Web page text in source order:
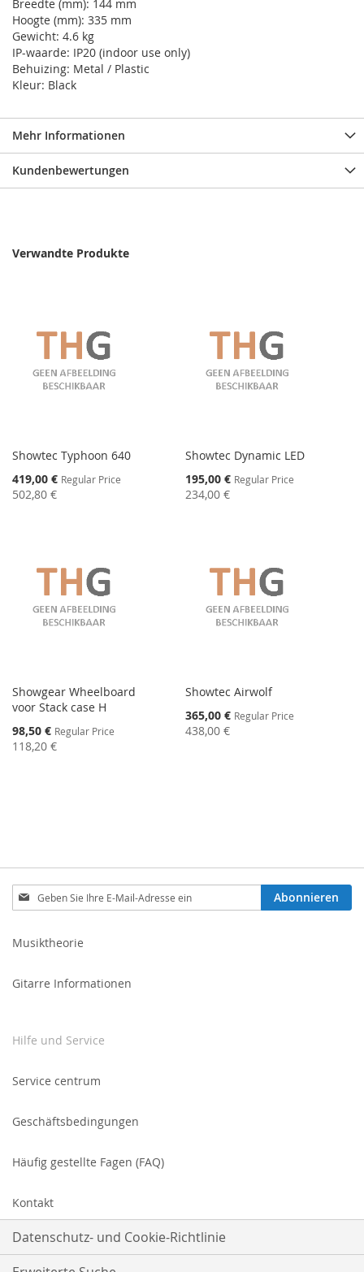
Breedte (mm): 144 mm
Hoogte (mm): 335 mm
Gewicht: 4.6 kg
IP-waarde: IP20 (indoor use only)
Behuizing: Metal / Plastic
Kleur: Black
Mehr Informationen
Kundenbewertungen
Verwandte Produkte
Showtec Typhoon 640
Special
Price
419,00 € Regular Price
502,80 €
Showtec Dynamic LED
Special
Price
195,00 € Regular Price
234,00 €
Showgear Wheelboard
voor Stack case H
Special
Price
98,50 € Regular Price
118,20 €
Showtec Airwolf
Special
Price
365,00 € Regular Price
438,00 €
Melden
Sie
für
an:
Abonnieren
Musiktheorie
Gitarre Informationen
Hilfe und Service
Service centrum
Geschäftsbedingungen
Häufig gestellte Fagen (FAQ)
Kontakt
Datenschutz- und Cookie-Richtlinie